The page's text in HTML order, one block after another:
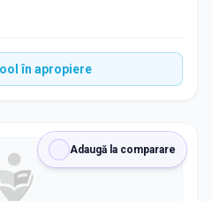
în apropiere
Adaugă la comparare